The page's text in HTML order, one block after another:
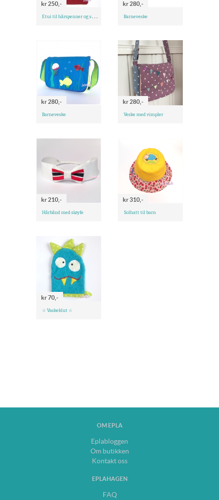
kr 250,- kr 280,-
Barneveske
kr 280,-
Barneveske
kr 280,-
Veske med vimpler
kr 210,-
Hårbånd med sløyfe
kr 310,-
Solhatt til barn
kr 70,-
☆ Vaskeklut ☆
OM EPLA
Eplabloggen
Om butikken
Kontakt oss
EPLAHAGEN
FAQ